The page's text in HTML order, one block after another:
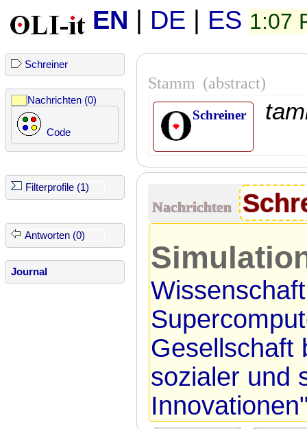
EN | DE | ES 1:07
Schreiner
Nachrichten (0)
Code
Filterprofile (1)
Antworten (0)
Journal
Stamm (abstract)
Schreiner
Nachrichten
Gesellschaft
sozialer und